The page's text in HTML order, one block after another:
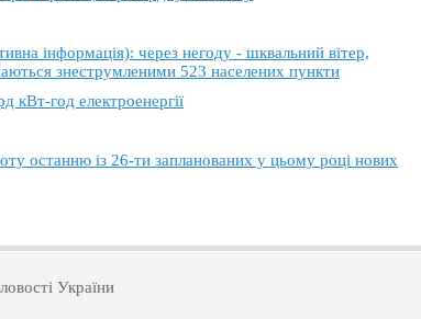
через негоду - шквальний вітер,
знеструмленими 523 населених пункти
год електроенергії
останню із 26-ти запланованих у цьому році нових
України